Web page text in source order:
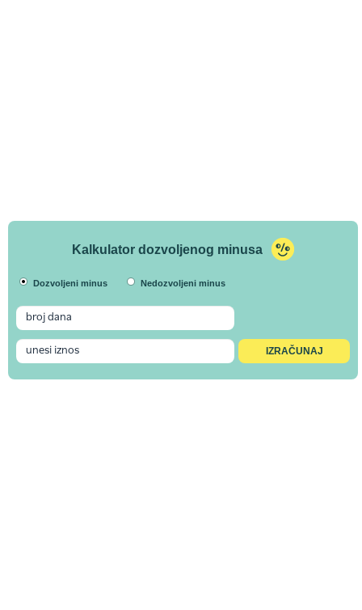
Kalkulator dozvoljenog minusa
Dozvoljeni minus Nedozvoljeni minus